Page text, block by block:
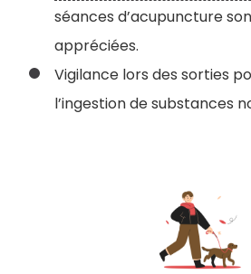
séances d’acupuncture
appréciées.
Vigilance lors des sorties
l’ingestion de substances